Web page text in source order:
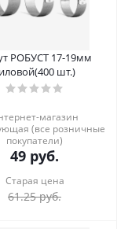
РОБУСТ 17-19мм
шт.)
магазин
(все розничные
покупатели)
49 руб.
Старая цена
61.25руб.